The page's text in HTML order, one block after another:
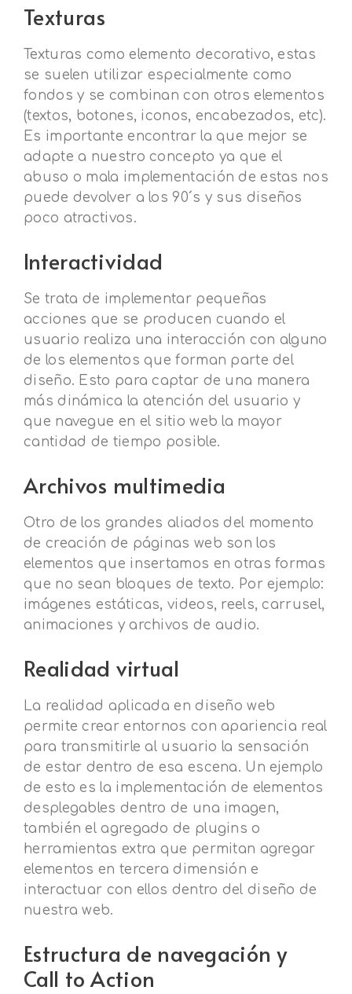
Texturas
Texturas como elemento decorativo, estas
se suelen utilizar especialmente como
fondos y se combinan con otros elementos
(textos, botones, iconos, encabezados, etc).
Es importante encontrar la que mejor se
adapte a nuestro concepto ya que el
abuso o mala implementación de estas nos
puede devolver a los 90´s y sus diseños
poco atractivos.
Interactividad
Se trata de implementar pequeñas
acciones que se producen cuando el
usuario realiza una interacción con alguno
de los elementos que forman parte del
diseño. Esto para captar de una manera
más dinámica la atención del usuario y
que navegue en el sitio web la mayor
cantidad de tiempo posible.
Archivos multimedia
Otro de los grandes aliados del momento
de creación de páginas web son los
elementos que insertamos en otras formas
que no sean bloques de texto. Por ejemplo:
imágenes estáticas, videos, reels, carrusel,
animaciones y archivos de audio.
Realidad virtual
La realidad aplicada en diseño web
permite crear entornos con apariencia real
para transmitirle al usuario la sensación
de estar dentro de esa escena. Un ejemplo
de esto es la implementación de elementos
desplegables dentro de una imagen,
también el agregado de plugins o
herramientas extra que permitan agregar
elementos en tercera dimensión e
interactuar con ellos dentro del diseño de
nuestra web.
Estructura de navegación y
Call to Action